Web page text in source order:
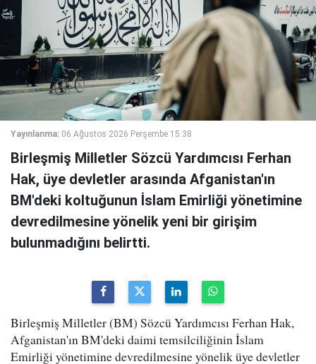
Yayınlanma: 06 Ağustos 2026 Perşembe 15:38
Birleşmiş Milletler Sözcü Yardımcısı Ferhan
Hak, üye devletler arasında Afganistan'ın
BM'deki koltuğunun İslam Emirliği yönetimine
devredilmesine yönelik yeni bir girişim
bulunmadığını belirtti.
Birleşmiş Milletler (BM) Sözcü Yardımcısı Ferhan Hak,
Afganistan'ın BM'deki daimi temsilciliğinin İslam
Emirliği yönetimine devredilmesine yönelik üye devletler